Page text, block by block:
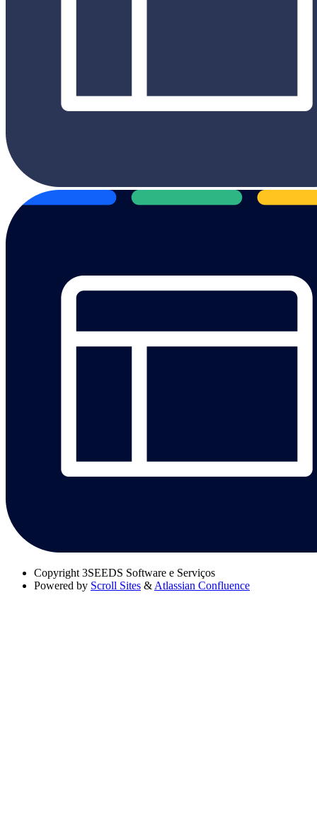
Copyright 3SEEDS Software e Serviços
Powered by Scroll Sites & Atlassian Confluence